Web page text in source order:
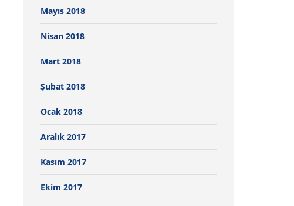
Mayıs 2018
Nisan 2018
Mart 2018
Şubat 2018
Ocak 2018
Aralık 2017
Kasım 2017
Ekim 2017